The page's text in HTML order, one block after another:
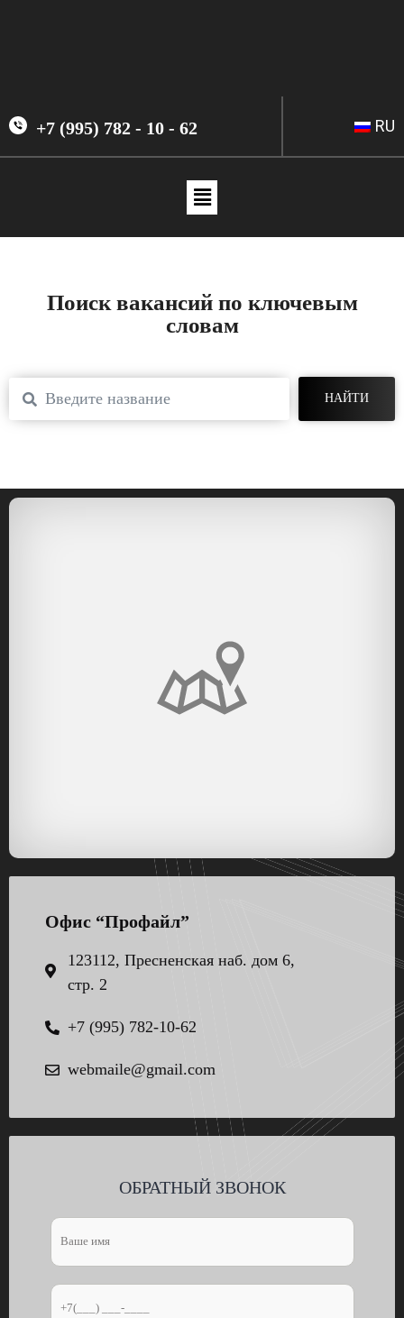
+7 (995) 782 - 10 - 62 RU
Поиск вакансий по ключевым
словам
НАЙТИ
Офис “Профайл”
123112, Пресненская наб. дом 6,
стр. 2
+7 (995) 782-10-62
webmaile@gmail.com
ОБРАТНЫЙ ЗВОНОК